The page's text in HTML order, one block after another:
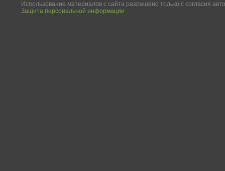
Использование материалов с сайта разрешено только с согласия
Защита персональной информации